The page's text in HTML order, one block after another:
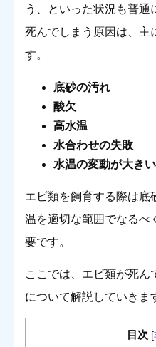
う、といった状況も普
死んでしまう原因は、主
す。
底砂の汚れ
酸欠
高水温
水合わせの失敗
水温の変動が大きい
エビ類を飼育する際は底
温を適切な範囲でなるべ
要です。
ここでは、エビ類が死ん
について解説していきま
目次 [